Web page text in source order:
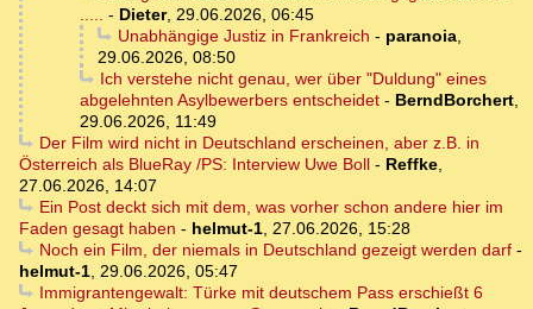
..... - Dieter, 29.06.2026, 06:45
Unabhängige Justiz in Frankreich - paranoia,
29.06.2026, 08:50
Ich verstehe nicht genau, wer über "Duldung" eines
abgelehnten Asylbewerbers entscheidet - BerndBorchert,
29.06.2026, 11:49
Der Film wird nicht in Deutschland erscheinen, aber z.B. in
Österreich als BlueRay /PS: Interview Uwe Boll - Reffke,
27.06.2026, 14:07
Ein Post deckt sich mit dem, was vorher schon andere hier im
Faden gesagt haben - helmut-1, 27.06.2026, 15:28
Noch ein Film, der niemals in Deutschland gezeigt werden darf-
helmut-1, 29.06.2026, 05:47
Immigrantengewalt: Türke mit deutschem Pass erschießt 6